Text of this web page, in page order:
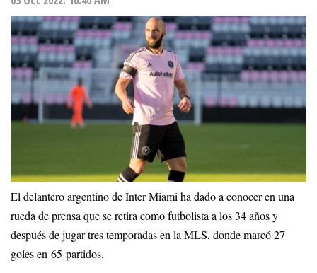
El delantero argentino de Inter Miami ha dado a conocer en una
rueda de prensa que se retira como futbolista a los 34 años y
después de jugar tres temporadas en la MLS, donde marcó 27
goles en 65 partidos.